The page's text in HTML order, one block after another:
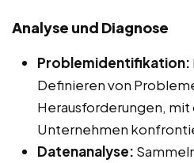
Analyse und Diagnose
Problemidentifikation:
Definieren von
Herausforderungen, mit
Unternehmen
Datenanalyse: